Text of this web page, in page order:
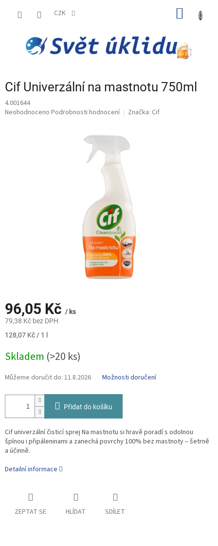
CZK
Cif Univerzální na mastnotu 750ml
4.001644
Průměrné
Neohodnoceno Podrobnosti hodnocení Značka: Cif
96,05 Kč / ks
79,38 Kč bez DPH
Měrná
128,07 Kč / 1 l
Skladem (>20 ks)
Můžeme doručit do: 11.8.2026 Možnosti doručení
Přidat do košíku
Cif univerzální čisticí sprej Na mastnotu si hravě poradí s odolnou
špínou i připáleninami a zanechá povrchy 100% bez mastnoty – šetrně
a účinně.
Detailní informace
ZEPTAT SE HLÍDAT SDÍLET